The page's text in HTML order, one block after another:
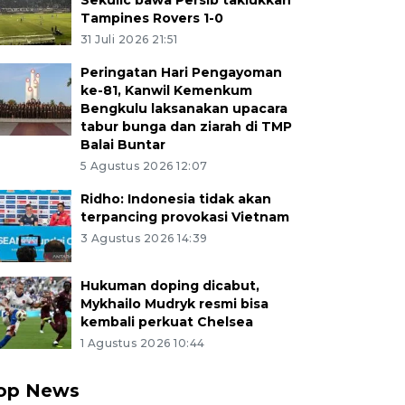
Tampines Rovers 1-0
31 Juli 2026 21:51
Peringatan Hari Pengayoman
ke-81, Kanwil Kemenkum
Bengkulu laksanakan upacara
tabur bunga dan ziarah di TMP
Balai Buntar
5 Agustus 2026 12:07
Ridho: Indonesia tidak akan
terpancing provokasi Vietnam
3 Agustus 2026 14:39
Hukuman doping dicabut,
Mykhailo Mudryk resmi bisa
kembali perkuat Chelsea
1 Agustus 2026 10:44
News